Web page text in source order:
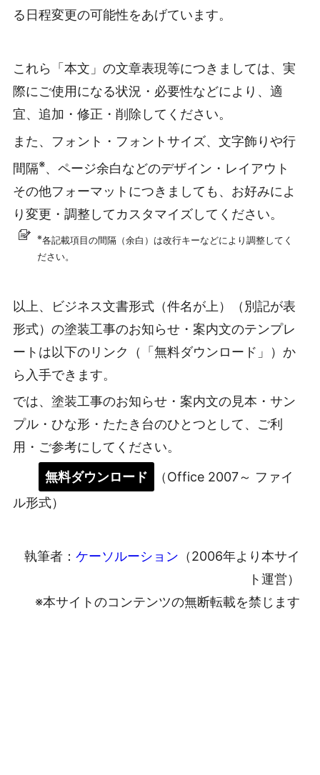
る日程変更の可能性をあげています。
これら「本文」の文章表現等につきましては、実
際にご使用になる状況・必要性などにより、適
宜、追加・修正・削除してください。
また、フォント・フォントサイズ、文字飾りや行
間隔※、ページ余白などのデザイン・レイアウト
その他フォーマットにつきましても、お好みによ
り変更・調整してカスタマイズしてください。
※各記載項目の間隔（余白）は改行キーなどにより調整してく
ださい。
以上、ビジネス文書形式（件名が上）（別記が表
形式）の塗装工事のお知らせ・案内文のテンプレ
ートは以下のリンク（「無料ダウンロード」）か
ら入手できます。
では、塗装工事のお知らせ・案内文の見本・サン
プル・ひな形・たたき台のひとつとして、ご利
用・ご参考にしてください。
無料ダウンロード
（Office 2007～ ファイ
ル形式）
執筆者： ケーソルーション （2006年より本サイ
ト運営）
※本サイトのコンテンツの無断転載を禁じます